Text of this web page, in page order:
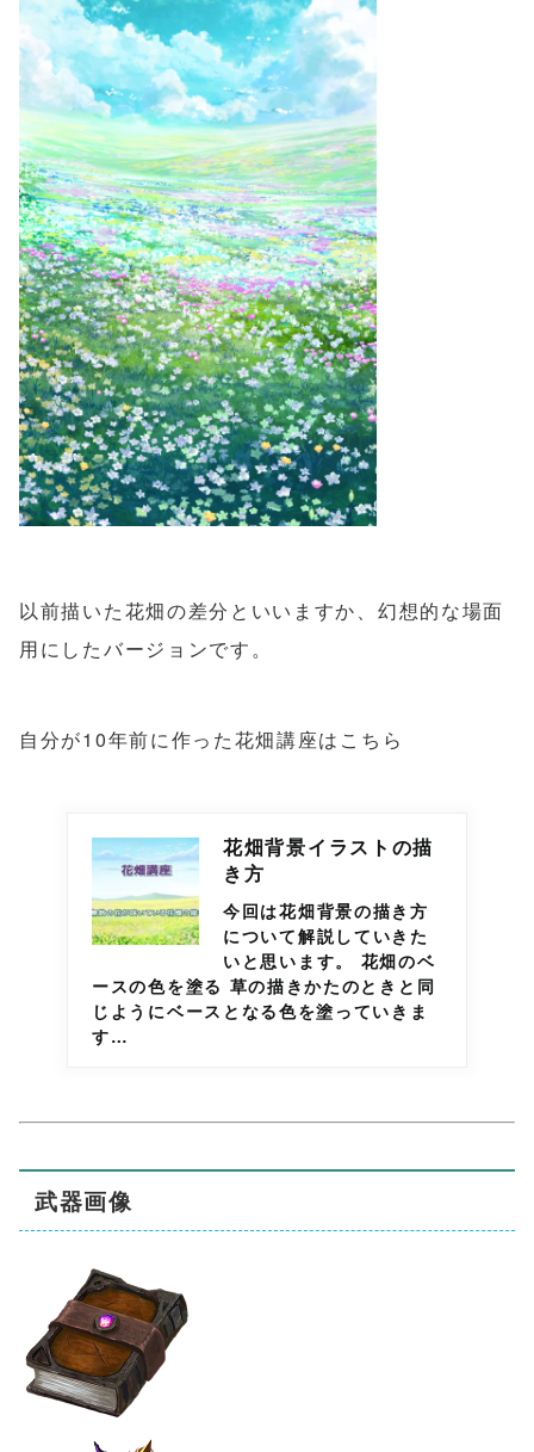
以前描いた花畑の差分といいますか、幻想的な場面
用にしたバージョンです。
自分が10年前に作った花畑講座はこちら
花畑背景イラストの描
き方
今回は花畑背景の描き方
について解説していきた
いと思います。 花畑のベ
ースの色を塗る 草の描きかたのときと同
じようにベースとなる色を塗っていきま
す…
武器画像